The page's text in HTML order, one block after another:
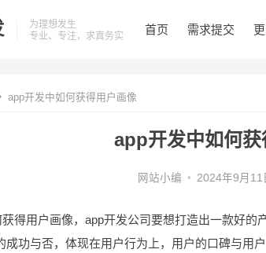
为理想发生
专业、专注，求真务实
首页 需求提交
app开发中如何获得用户画像
app开发中如何获
网站小编 • 2024年9月11
得用户画像，app开发公司要想打造出一款好的
成功与否，体现在用户行为上，用户的口碑与用